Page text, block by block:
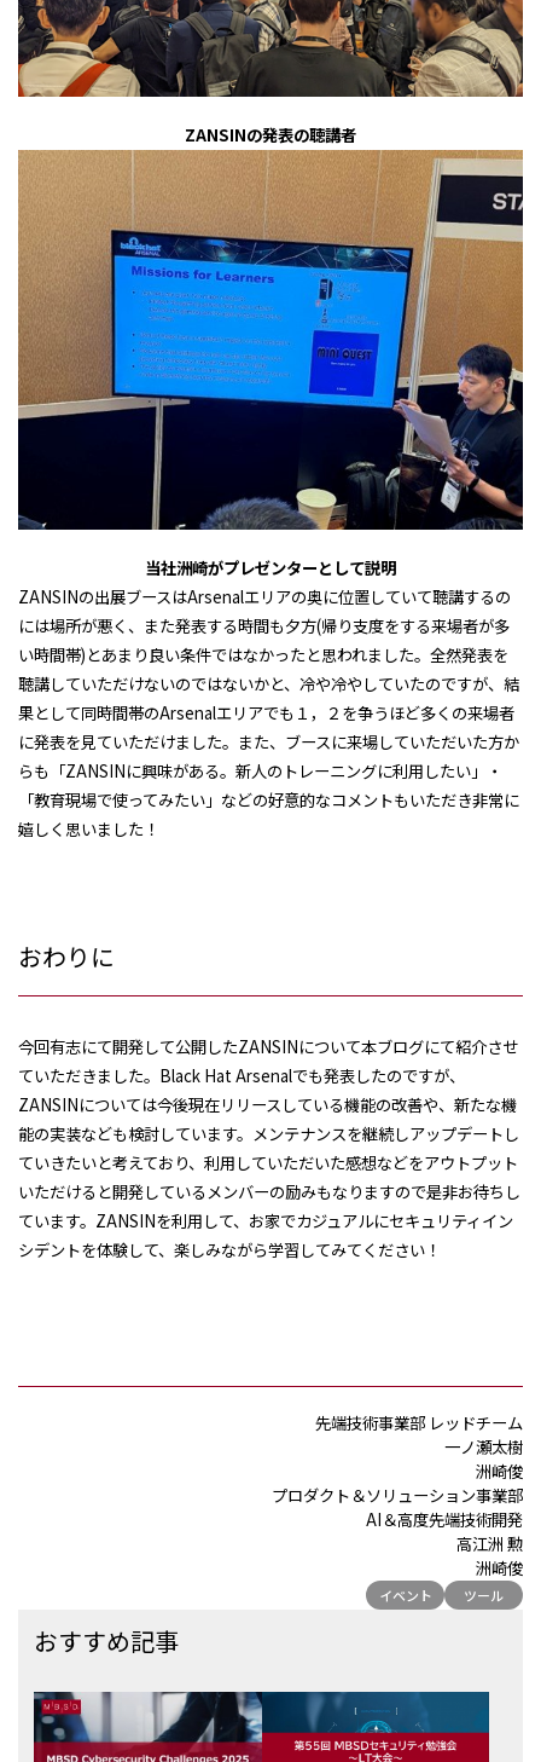
ZANSINの発表の聴講者
当社洲崎がプレゼンターとして説明
ZANSINの出展ブースはArsenalエリアの奥に位置していて聴講するの
には場所が悪く、また発表する時間も夕方(帰り支度をする来場者が多
い時間帯) とあまり良い条件ではなかったと思われました。全然発表を
聴講していただけないのではないかと、冷や冷やしていたのですが、結
果として同時間帯のArsenalエリアでも１，２を争うほど多くの来場者
に発表を見ていただけました。また、ブースに来場していただいた方か
らも「ZANSINに興味がある。新人のトレーニングに利用したい」・
「教育現場で使ってみたい」などの好意的なコメントもいただき非常に
嬉しく思いました！
おわりに
今回有志にて開発して公開したZANSINについて本ブログにて紹介させ
ていただきました。 Black Hat Arsenalでも発表したのですが、
ZANSINについては今後現在リリースしている機能の改善や、新たな機
能の実装なども検討しています。メンテナンスを継続しアップデートし
ていきたいと考えており、利用していただいた感想などをアウトプット
いただけると開発しているメンバーの励みもなりますので是非お待ちし
ています。 ZANSINを利用して、お家でカジュアルにセキュリティイン
シデントを体験して、楽しみながら学習してみてください！
先端技術事業部 レッドチーム
一ノ瀬太樹
洲崎俊
プロダクト＆ソリューション事業部
AI＆高度先端技術開発
高江洲 勲
洲崎俊
イベント ツール
おすすめ記事